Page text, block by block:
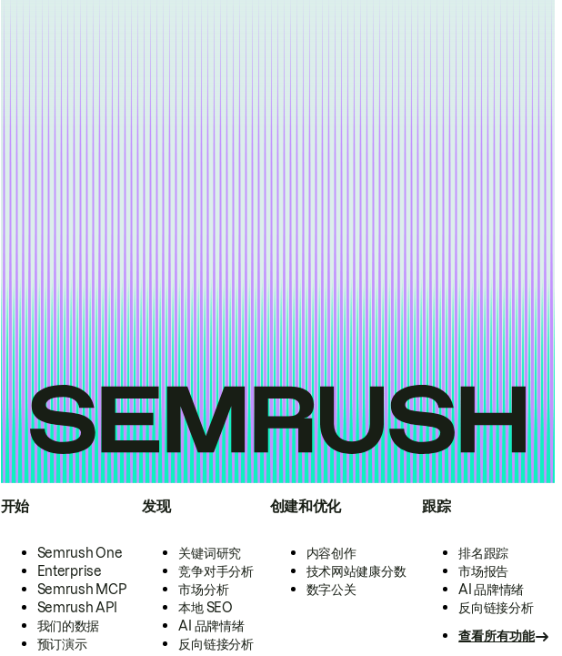
开始
Semrush One
Enterprise
Semrush MCP
Semrush API
我们的数据
预订演示
发现
关键词研究
竞争对手分析
市场分析
本地 SEO
AI 品牌情绪
反向链接分析
创建和优化
内容创作
技术网站健康分数
数字公关
跟踪
排名跟踪
市场报告
AI 品牌情绪
反向链接分析
查看所有功能